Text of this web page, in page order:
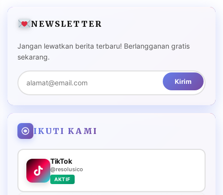
NEWSLETTER
Jangan lewatkan berita terbaru! Berlangganan gratis
sekarang.
Kirim
IKUTI KAMI
TikTok
@resolusico
AKTIF